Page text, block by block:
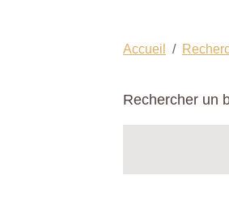
Accueil
Rechercher un